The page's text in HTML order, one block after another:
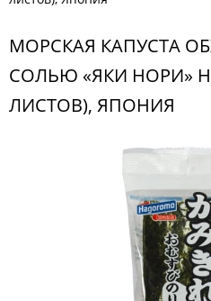
МОРСКАЯ КАПУСТА
СОЛЬЮ «ЯКИ НОРИ»
ЛИСТОВ), ЯПОНИЯ